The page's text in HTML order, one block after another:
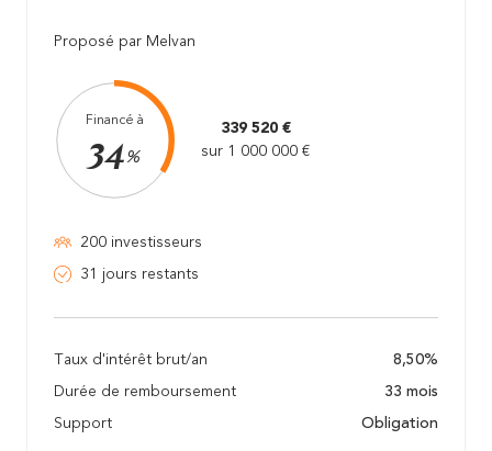
Proposé par Melvan
Financé à
34%
339 520 €
sur 1 000 000 €
200 investisseurs
31 jours restants
Taux d'intérêt brut/an 8,50%
Durée de remboursement 33 mois
Support Obligation